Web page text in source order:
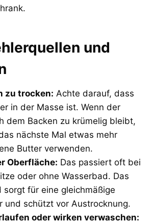
und
zu trocken: Achte darauf, dass
in der Masse ist. Wenn der
dem Backen zu krümelig bleibt,
nächste Mal etwas mehr
Butter verwenden.
Oberfläche: Das passiert oft bei
oder ohne Wasserbad. Das
sorgt für eine gleichmäßige
und schützt vor Austrocknung.
oder wirken verwaschen: